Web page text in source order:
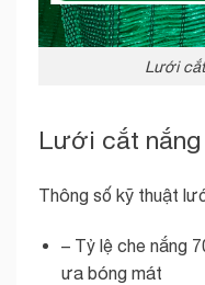
Lưới
Lưới cắt nắng
Thông số kỹ thuật
– Tỷ lệ che nắng
ưa bóng mát